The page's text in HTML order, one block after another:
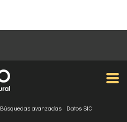
Búsquedas avanzadas Datos SIC